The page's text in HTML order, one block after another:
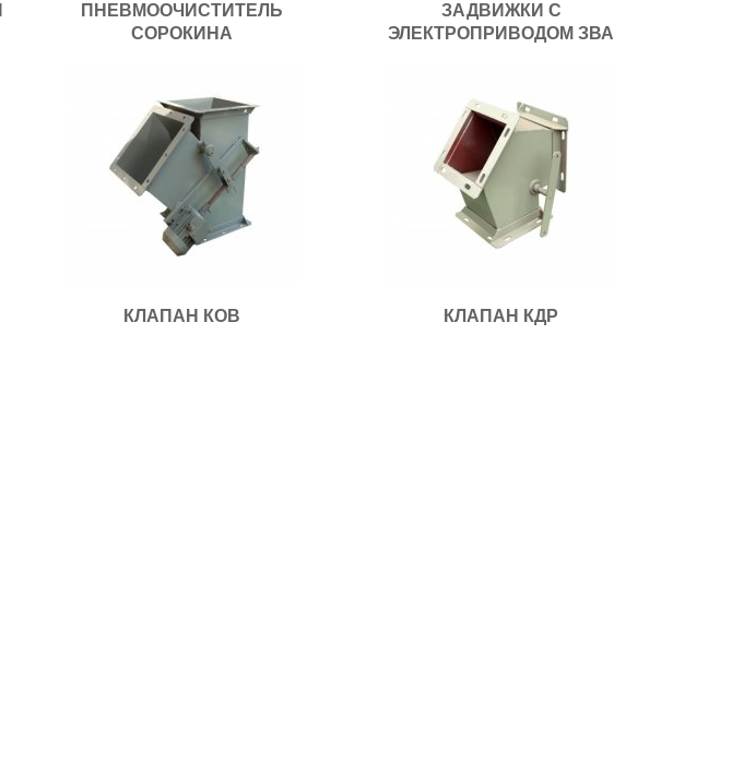
ПНЕВМООЧИСТИТЕЛЬ
СОРОКИНА
ЗАДВИЖКИ С
ЭЛЕКТРОПРИВОДОМ ЗВА
КЛАПАН КОВ КЛАПАН КДР